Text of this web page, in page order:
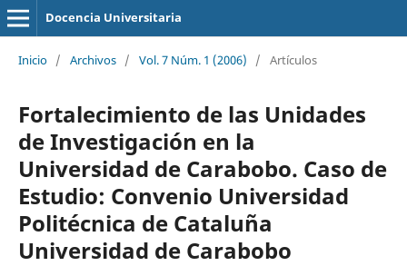
Docencia Universitaria
Inicio / Archivos / Vol. 7 Núm. 1 (2006) / Artículos
Fortalecimiento de las Unidades
de Investigación en la
Universidad de Carabobo. Caso de
Estudio: Convenio Universidad
Politécnica de Cataluña
Universidad de Carabobo